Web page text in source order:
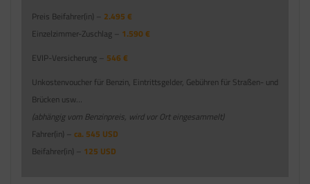
Preis Beifahrer(in) – 2.495 €
Einzelzimmer-Zuschlag – 1.590 €
EVIP-Versicherung – 546 €
Unkostenvoucher für Benzin, Eintrittsgelder, Gebühren für Straßen- und
Brücken usw...
(abhängig vom Benzinpreis, wird vor Ort eingesammelt)
Fahrer(in) – ca. 545 USD
Beifahrer(in) – 125 USD